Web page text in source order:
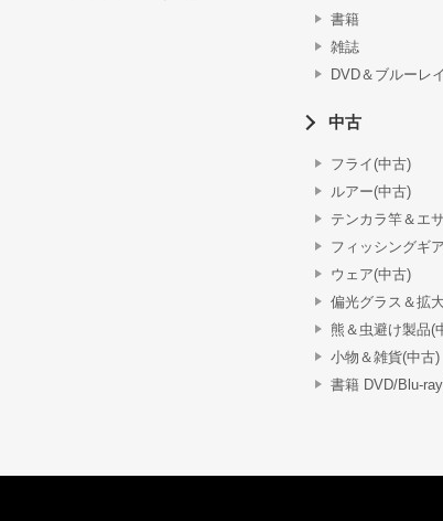
書籍
雑誌
DVD＆ブルーレイ
中古
フライ(中古)
ルアー(中古)
テンカラ竿＆エ
フィッシングギ
ウェア(中古)
偏光グラス＆拡
熊＆虫避け製品(
小物＆雑貨(中古)
書籍 DVD/Blu-